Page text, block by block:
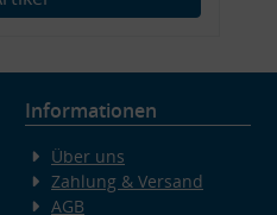
Informationen
Über uns
Zahlung & Versand
AGB